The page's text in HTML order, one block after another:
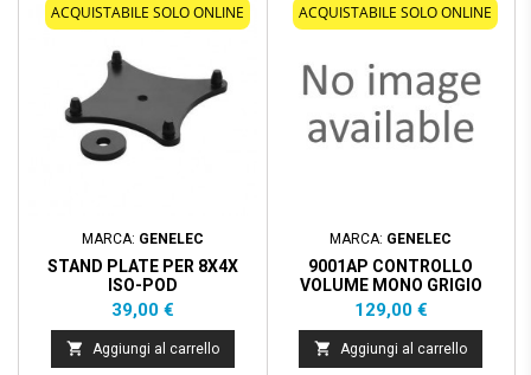
ACQUISTABILE SOLO ONLINE
MARCA: GENELEC
STAND PLATE PER 8X4X
ISO-POD
Prezzo
39,00 €
 Aggiungi al carrello
ACQUISTABILE SOLO ONLINE
MARCA: GENELEC
9001AP CONTROLLO
VOLUME MONO GRIGIO
ANTRACITE
Prezzo
129,00 €
 Aggiungi al carrello